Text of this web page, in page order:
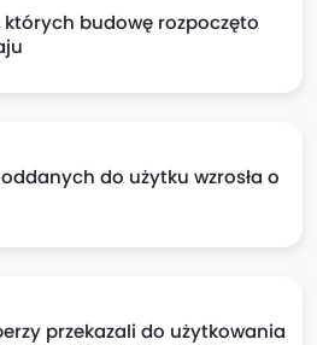
których budowę rozpoczęto
do użytku wzrosła o
przekazali do użytkowania